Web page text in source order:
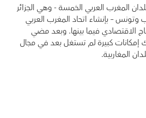
قامت بلدان المغرب العربي الخمسة - وهي الجزائر
وتونس – بإنشاء اتحاد المغرب العربي
الاقتصادي فيما بينها. وبعد مضي
إمكانات كبيرة لم تستغل بعد في مجال
المغاربية.